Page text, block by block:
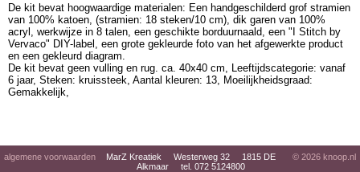
De kit bevat hoogwaardige materialen: Een handgeschilderd grof stramien
van 100% katoen, (stramien: 18 steken/10 cm), dik garen van 100%
acryl, werkwijze in 8 talen, een geschikte borduurnaald, een "I Stitch by
Vervaco" DIY-label, een grote gekleurde foto van het afgewerkte product
en een gekleurd diagram.
De kit bevat geen vulling en rug. ca. 40x40 cm, Leeftijdscategorie: vanaf
6 jaar, Steken: kruissteek, Aantal kleuren: 13, Moeilijkheidsgraad:
Gemakkelijk,
algemene voorwaarden
MarZ Kreatiek Westerweg 32 1815 DE
Alkmaar tel. 072 5124800
© 2026 knoop.nl